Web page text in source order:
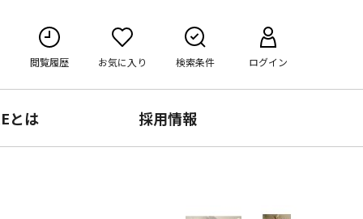
閲覧履歴 お気に入り 検索条件 ログイン
とは 採用情報